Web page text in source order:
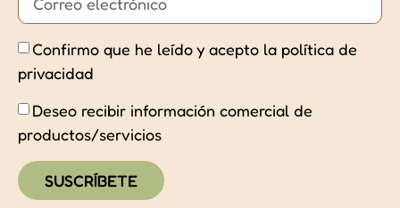
Confirmo que he leído y acepto la política de
privacidad
Deseo recibir información comercial de
productos/servicios
SUSCRÍBETE